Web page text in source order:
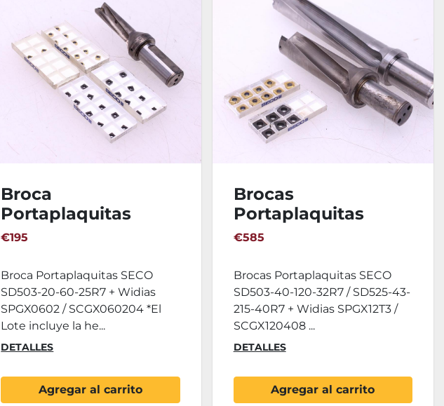
Broca
Portaplaquitas
SECO SD503-20-60-
SPGX0602 /
SCGX060204
€195
Broca Portaplaquitas SECO
SD503-20-60-25R7 + Widias
SPGX0602 / SCGX060204 *El
Lote incluye la he...
DETALLES
Agregar al carrito
Brocas
Portaplaquitas
SECO SD503-40-120-
215-40R7 + Widias
SPGX12T3 /
SCGX120408
€585
Brocas Portaplaquitas SECO
SD503-40-120-32R7 / SD525-43-
215-40R7 + Widias SPGX12T3 /
SCGX120408 ...
DETALLES
Agregar al carrito